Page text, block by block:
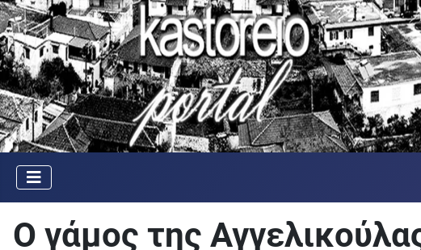
Ο γάμος της